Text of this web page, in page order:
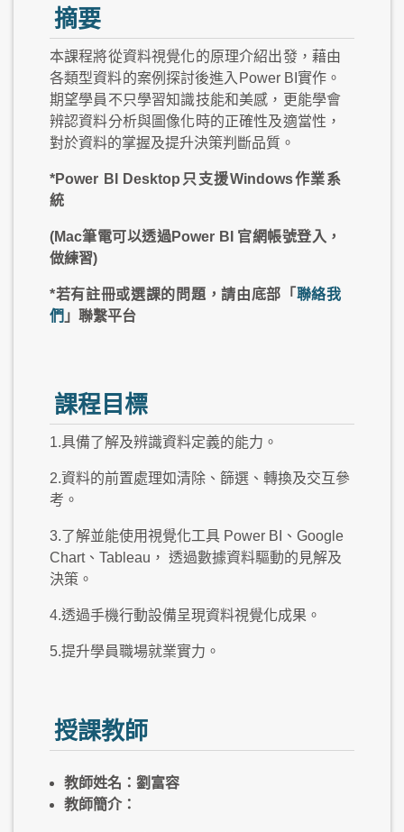
摘要
本課程將從資料視覺化的原理介紹出發，藉由
各類型資料的案例探討後進入Power BI實作。
期望學員不只學習知識技能和美感，更能學會
辨認資料分析與圖像化時的正確性及適當性，
對於資料的掌握及提升決策判斷品質。
*Power BI Desktop只支援Windows作業系
統
(Mac筆電可以透過Power BI 官網帳號登入，
做練習)
*若有註冊或選課的問題，請由底部「 聯絡我
們 」聯繫平台
課程目標
1.具備了解及辨識資料定義的能力。
2.資料的前置處理如清除、篩選、轉換及交互參
考。
3.了解並能使用視覺化工具 Power BI、Google
Chart、Tableau， 透過數據資料驅動的見解及
決策。
4.透過手機行動設備呈現資料視覺化成果。
5.提升學員職場就業實力。
授課教師
教師姓名：劉富容
教師簡介：